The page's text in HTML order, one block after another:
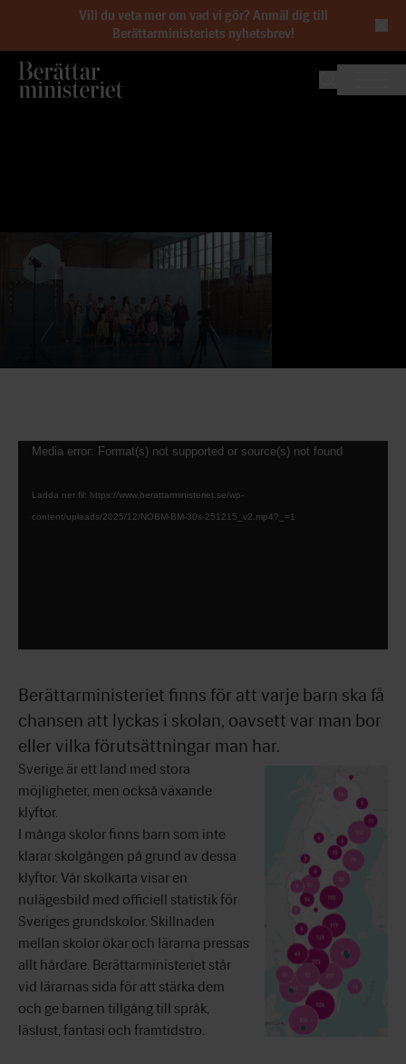
Vill du veta mer om vad vi gör? Anmäl dig till
Berättarministeriets nyhetsbrev!
Videospelare
Media error: Format(s) not supported or source(s) not found
Ladda ner fil: https://www.berattarministeriet.se/wp-
content/uploads/2025/12/NOBM-BM-30s-251215_v2.mp4?_=1
Berättarministeriet finns för att varje barn ska få
chansen att lyckas i skolan, oavsett var man bor
eller vilka förutsättningar man har.
Sverige är ett land med stora
möjligheter, men också växande
klyftor.
I många skolor finns barn som inte
klarar skolgången på grund av dessa
klyftor. Vår skolkarta visar en
nulägesbild med officiell statistik för
Sveriges grundskolor. Skillnaden
mellan skolor ökar och lärarna pressas
allt hårdare. Berättarministeriet står
vid lärarnas sida för att stärka dem
och ge barnen tillgång till språk,
läslust, fantasi och framtidstro.